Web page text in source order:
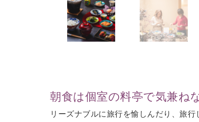
朝食は個室の料亭で気兼ね
リーズナブルに旅行を愉しんだり、旅